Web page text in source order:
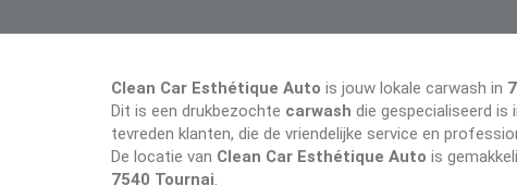
Clean Car Esthétique Auto is jouw lokale carwash in
Dit is een drukbezochte carwash die gespecialiseerd is
tevreden klanten, die de vriendelijke service en
De locatie van Clean Car Esthétique Auto is
7540 Tournai.